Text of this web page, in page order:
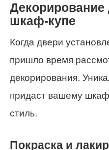
Декорирование
шкаф-купе
Когда двери
пришло время
декорирования.
придаст вашему
стиль.
Покраска и